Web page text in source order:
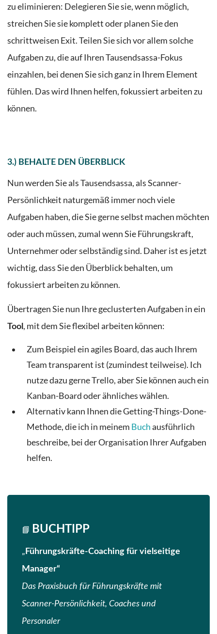
zu eliminieren: Delegieren Sie sie, wenn möglich,
streichen Sie sie komplett oder planen Sie den
schrittweisen Exit. Teilen Sie sichvor allem solche
Aufgaben zu, die auf Ihren Tausendsassa-Fokus
einzahlen, bei denen Sie sich ganz in Ihrem Element
fühlen. Das wird Ihnen helfen, fokussiert arbeiten zu
können.
3.) BEHALTE DEN ÜBERBLICK
Nun werden Sie als Tausendsassa, als Scanner-
Persönlichkeit naturgemäß immer noch viele
Aufgaben haben, die Sie gerne selbst machen möchten
oder auch müssen, zumal wenn Sie Führungskraft,
Unternehmer oder selbständig sind. Daher ist es jetzt
wichtig, dass Sie den Überblick behalten, um
fokussiert arbeiten zu können.
Übertragen Sie nun Ihre geclusterten Aufgaben in ein
Tool , mit dem Sie flexibel arbeiten können:
Zum Beispiel ein agiles Board, das auch Ihrem
Team transparent ist (zumindest teilweise). Ich
nutze dazu gerne Trello, aber Sie können auch ein
Kanban-Board oder ähnliches wählen.
Alternativ kann Ihnen die Getting-Things-Done-
Methode, die ich in meinem Buchausführlich
beschreibe, bei der Organisation Ihrer Aufgaben
helfen.
📘 BUCHTIPP
„ Führungskräfte-Coaching für vielseitige
Manager“
Das Praxisbuch für Führungskräfte mit
Scanner-Persönlichkeit, Coaches und
Personaler